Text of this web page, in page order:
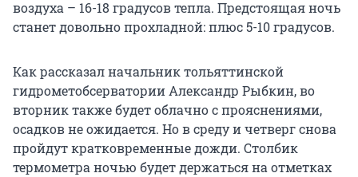
воздуха – 16-18 градусов тепла. Предстоящая ночь
станет довольно прохладной: плюс 5-10 градусов.
Как рассказал начальник тольяттинской
гидрометобсерватории Александр Рыбкин, во
вторник также будет облачно с прояснениями,
осадков не ожидается. Но в среду и четверг снова
пройдут кратковременные дожди. Столбик
термометра ночью будет держаться на отметках